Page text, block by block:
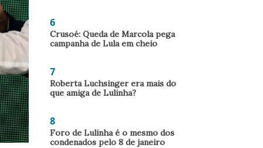
6
Crusoé: Queda de Marcola pega
campanha de Lula em cheio
7
Roberta Luchsinger era mais do
que amiga de Lulinha?
8
Foro de Lulinha é o mesmo dos
condenados pelo 8 de janeiro